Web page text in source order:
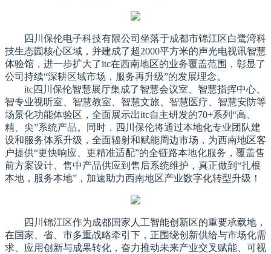
四川保伦电子科技有限公司坐落于成都市锦江区白鹭湾科
技生态园核心区域，并建成了超2000平方米的声光电视讯智慧
体验馆，进一步扩大了itc在西南地区的业务覆盖范围，彰显了
公司持续“深耕区域市场，服务再升级”的发展理念。
itc四川保伦智慧展厅集成了智慧会议室、智慧指挥中心、
智专业视听室、智慧教室、智慧文旅、智慧医疗、智慧安防等
场景化功能体验区，全面展示出itc自主研发的70+系列“高、
精、尖”系统产品。同时，四川保伦将通过本地化专业团队建
设和服务体系升级，全面辐射和赋能周边市场，为西南地区客
户提供“更快响应、更精准适配”的全链路本地化服务，覆盖售
前方案设计、售中产品供应到售后系统维护，真正做到“扎根
本地，服务本地”，加速助力西南地区产业数字化转型升级！
四川锦江区作为成都国家人工智能创新区的重要承载地，
在国家、省、市多重战略牵引下，正围绕创新供给与市场化需
求、应用创新与成果转化，奋力推动未来产业交叉赋能、可视